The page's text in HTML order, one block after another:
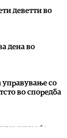
деветти во
дена во
управување со
во споредба
штом ќе